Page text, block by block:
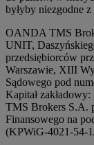
byłyby niezgodne
OANDA TMS
UNIT,
przedsiębiorców
Warszawie, XIII
Sądowego pod
Kapitał
TMS Brokers S.A.
Finansowego na
(KPWiG-4021-54-